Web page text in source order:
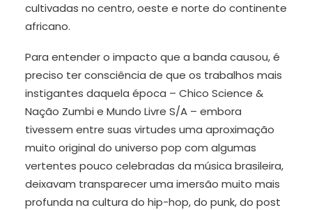
cultivadas no centro, oeste e norte do continente
africano.
Para entender o impacto que a banda causou, é
preciso ter consciência de que os trabalhos mais
instigantes daquela época – Chico Science &
Nação Zumbi e Mundo Livre S/A – embora
tivessem entre suas virtudes uma aproximação
muito original do universo pop com algumas
vertentes pouco celebradas da música brasileira,
deixavam transparecer uma imersão muito mais
profunda na cultura do hip-hop, do punk, do post